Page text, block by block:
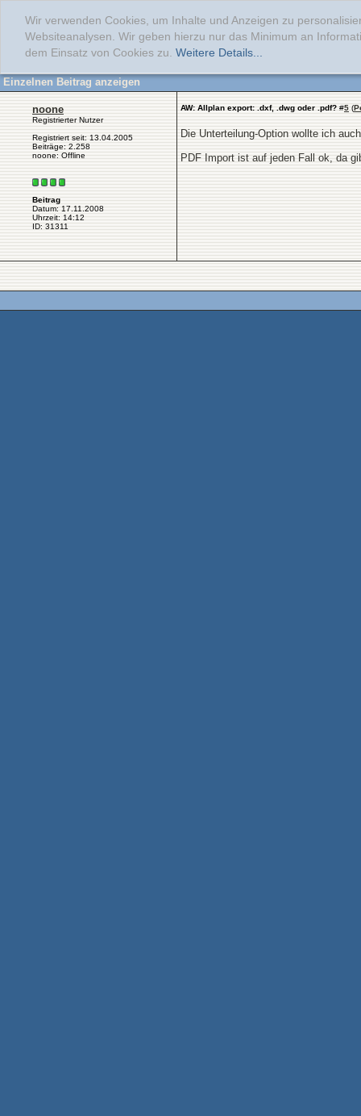
Wir verwenden Cookies, um Inhalte und Anzeigen zu
Websiteanalysen. Wir geben hierzu nur das Minimum an
dem Einsatz von Cookies zu. Weitere Details...
Einzelnen Beitrag anzeigen
noone
Registrierter Nutzer
Registriert seit: 13.04.2005
Beiträge: 2.258
noone: Offline
Beitrag
Datum: 17.11.2008
Uhrzeit: 14:12
ID: 31311
AW: Allplan export: .dxf, .dwg oder .pdf? #5 (
Die Unterteilung-Option wollte ich
PDF Import ist auf jeden Fall ok, da